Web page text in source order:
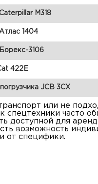
M318
1404
3106
422E
JCB 3CX
или не
спецтехники часто
доступной для
возможность
от специфики.